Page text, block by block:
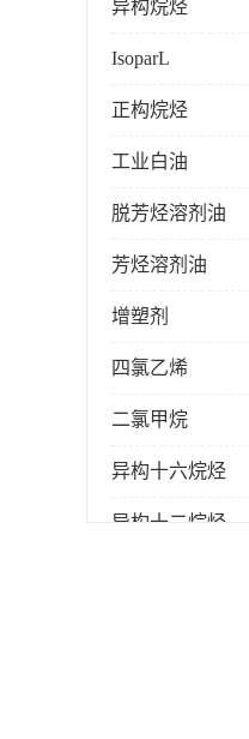
异构烷烃
IsoparL
正构烷烃
工业白油
脱芳烃溶剂油
芳烃溶剂油
增塑剂
四氯乙烯
二氯甲烷
异构十六烷烃
异构十二烷烃